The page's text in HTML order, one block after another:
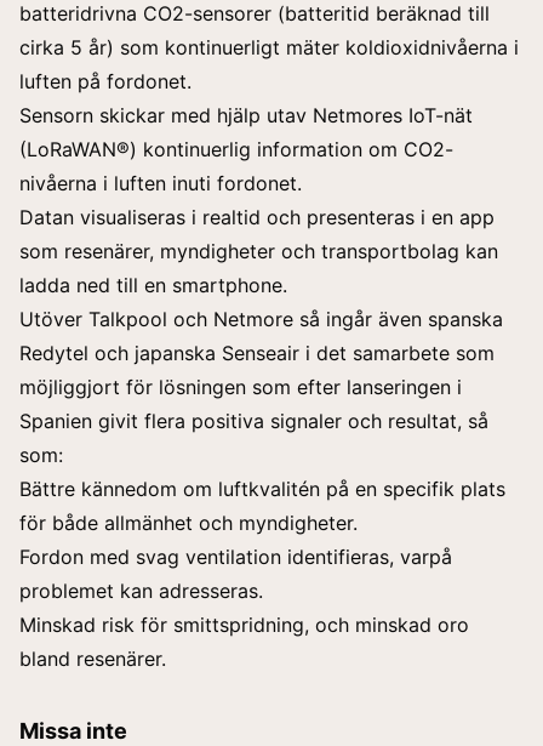
batteridrivna CO2-sensorer (batteritid beräknad till
cirka 5 år) som kontinuerligt mäter koldioxidnivåerna i
luften på fordonet.
Sensorn skickar med hjälp utav Netmores IoT-nät
(LoRaWAN®) kontinuerlig information om CO2-
nivåerna i luften inuti fordonet.
Datan visualiseras i realtid och presenteras i en app
som resenärer, myndigheter och transportbolag kan
ladda ned till en smartphone.
Utöver Talkpool och Netmore så ingår även spanska
Redytel och japanska Senseair i det samarbete som
möjliggjort för lösningen som efter lanseringen i
Spanien givit flera positiva signaler och resultat, så
som:
Bättre kännedom om luftkvalitén på en specifik plats
för både allmänhet och myndigheter.
Fordon med svag ventilation identifieras, varpå
problemet kan adresseras.
Minskad risk för smittspridning, och minskad oro
bland resenärer.
Missa inte